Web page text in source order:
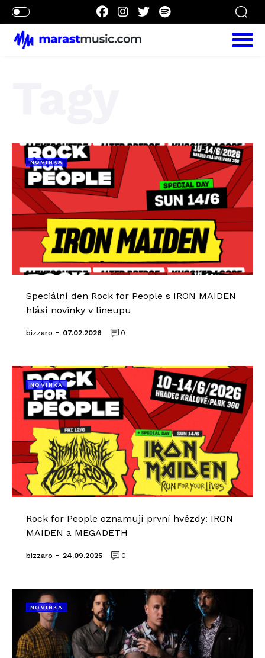
NOVINKA
Speciální den Rock for People s IRON MAIDEN
hlásí novinky v lineupu
bizzaro - 07.02.2026 0
NOVINKA
Rock for People oznamují první hvězdy: IRON
MAIDEN a MEGADETH
bizzaro - 24.09.2025 0
NOVINKA